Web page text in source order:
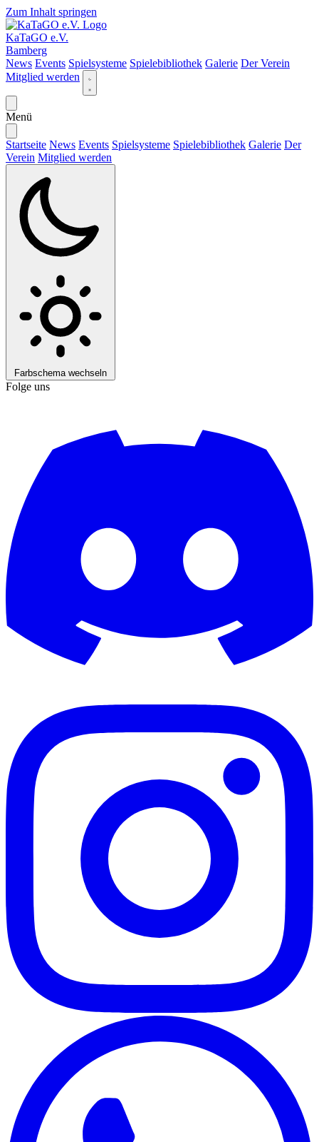
Zum Inhalt springen
KaTaGO e.V.
Bamberg
News Events Spielsysteme Spielebibliothek Galerie Der Verein
Mitglied werden
Menü
Startseite News Events Spielsysteme Spielebibliothek Galerie Der
Verein Mitglied werden
Farbschema wechseln
Folge uns